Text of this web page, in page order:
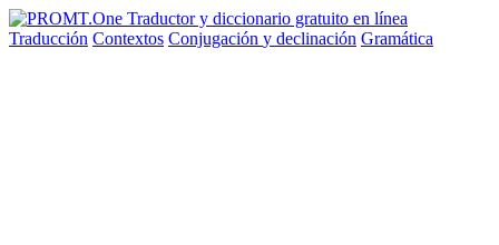
Traducción Contextos Conjugación y declinación Gramática